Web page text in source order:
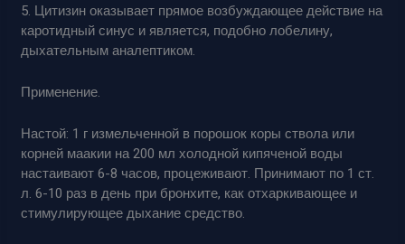
5. Цитизин оказывает прямое возбуждающее действие на
каротидный синус и является, подобно лобелину,
дыхательным аналептиком.
Применение.
Настой: 1 г измельченной в порошок коры ствола или
корней маакии на 200 мл холодной кипяченой воды
настаивают 6-8 часов, процеживают. Принимают по 1 ст.
л. 6-10 раз в день при бронхите, как отхаркивающее и
стимулирующее дыхание средство.